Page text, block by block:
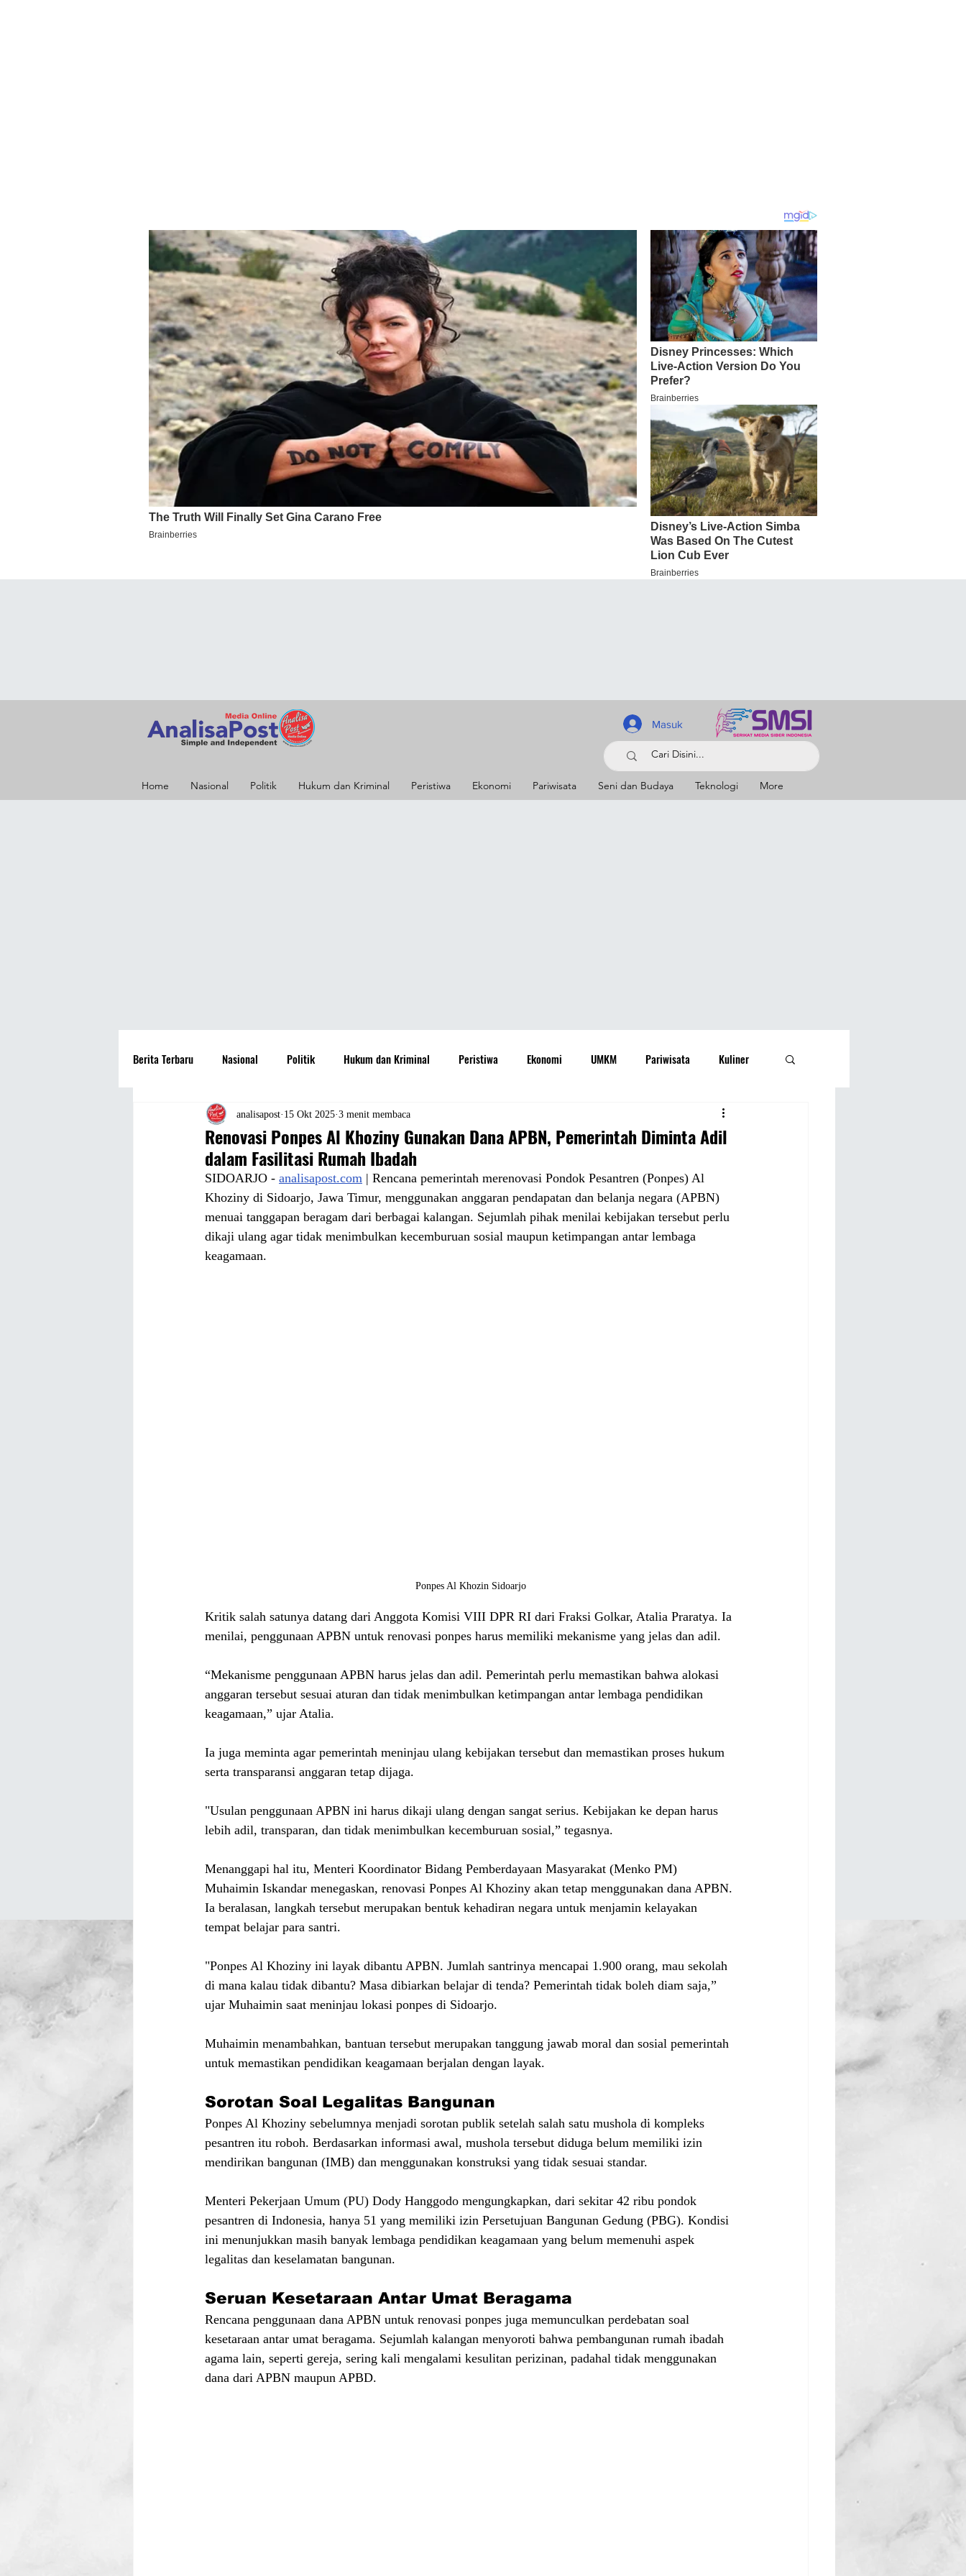
Masuk
Home Nasional Politik Hukum dan Kriminal Peristiwa Ekonomi Pariwisata Seni dan Budaya Teknologi More
Berita Terbaru Nasional Politik Hukum dan Kriminal Peristiwa Ekonomi UMKM Pariwisata Kuliner
Travel Seni dan Budaya Sastra Lifestyle
Film Hiburan Properti Informasi Ramalan Bintang Opini Aspirasi Rakyat
Pendidikan Perguruan Tinggi Sejarah Pemerintah
Renovasi Ponpes Al Khoziny Gunakan Dana APBN, Pemerintah Diminta Adil
dalam Fasilitasi Rumah Ibadah
analisapost 15 Okt 2025 3 menit membaca
SIDOARJO - analisapost.com | Rencana pemerintah merenovasi Pondok Pesantren (Ponpes) Al
Khoziny di Sidoarjo, Jawa Timur, menggunakan anggaran pendapatan dan belanja negara (APBN)
menuai tanggapan beragam dari berbagai kalangan. Sejumlah pihak menilai kebijakan tersebut perlu
dikaji ulang agar tidak menimbulkan kecemburuan sosial maupun ketimpangan antar lembaga
keagamaan.
Ponpes Al Khozin Sidoarjo
Kritik salah satunya datang dari Anggota Komisi VIII DPR RI dari Fraksi Golkar, Atalia Praratya. Ia
menilai, penggunaan APBN untuk renovasi ponpes harus memiliki mekanisme yang jelas dan adil.
“Mekanisme penggunaan APBN harus jelas dan adil. Pemerintah perlu memastikan bahwa alokasi
anggaran tersebut sesuai aturan dan tidak menimbulkan ketimpangan antar lembaga pendidikan
keagamaan,” ujar Atalia.
Ia juga meminta agar pemerintah meninjau ulang kebijakan tersebut dan memastikan proses hukum
serta transparansi anggaran tetap dijaga.
"Usulan penggunaan APBN ini harus dikaji ulang dengan sangat serius. Kebijakan ke depan harus
lebih adil, transparan, dan tidak menimbulkan kecemburuan sosial,” tegasnya.
Menanggapi hal itu, Menteri Koordinator Bidang Pemberdayaan Masyarakat (Menko PM)
Muhaimin Iskandar menegaskan, renovasi Ponpes Al Khoziny akan tetap menggunakan dana APBN.
Ia beralasan, langkah tersebut merupakan bentuk kehadiran negara untuk menjamin kelayakan
tempat belajar para santri.
"Ponpes Al Khoziny ini layak dibantu APBN. Jumlah santrinya mencapai 1.900 orang, mau sekolah
di mana kalau tidak dibantu? Masa dibiarkan belajar di tenda? Pemerintah tidak boleh diam saja,”
ujar Muhaimin saat meninjau lokasi ponpes di Sidoarjo.
Muhaimin menambahkan, bantuan tersebut merupakan tanggung jawab moral dan sosial pemerintah
untuk memastikan pendidikan keagamaan berjalan dengan layak.
Sorotan Soal Legalitas Bangunan
Ponpes Al Khoziny sebelumnya menjadi sorotan publik setelah salah satu mushola di kompleks
pesantren itu roboh. Berdasarkan informasi awal, mushola tersebut diduga belum memiliki izin
mendirikan bangunan (IMB) dan menggunakan konstruksi yang tidak sesuai standar.
Menteri Pekerjaan Umum (PU) Dody Hanggodo mengungkapkan, dari sekitar 42 ribu pondok
pesantren di Indonesia, hanya 51 yang memiliki izin Persetujuan Bangunan Gedung (PBG). Kondisi
ini menunjukkan masih banyak lembaga pendidikan keagamaan yang belum memenuhi aspek
legalitas dan keselamatan bangunan.
Seruan Kesetaraan Antar Umat Beragama
Rencana penggunaan dana APBN untuk renovasi ponpes juga memunculkan perdebatan soal
kesetaraan antar umat beragama. Sejumlah kalangan menyoroti bahwa pembangunan rumah ibadah
agama lain, seperti gereja, sering kali mengalami kesulitan perizinan, padahal tidak menggunakan
dana dari APBN maupun APBD.